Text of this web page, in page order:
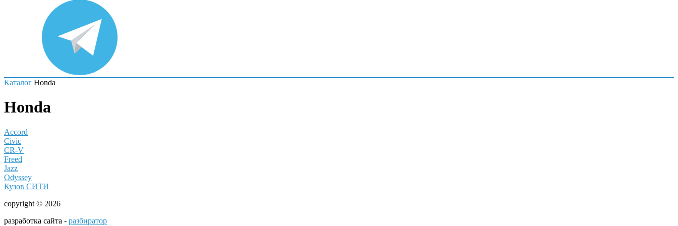
Каталог Honda
Honda
Accord
Civic
CR-V
Freed
Jazz
Odyssey
Кузов СИТИ
copyright © 2026
разработка сайта - разбиратор